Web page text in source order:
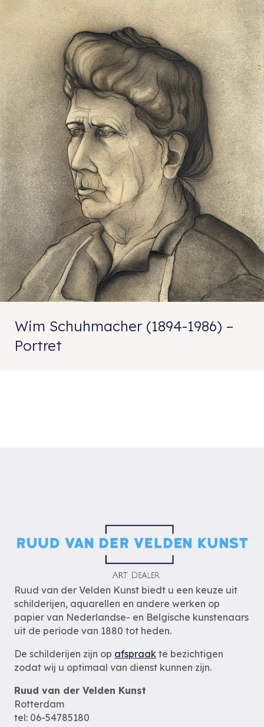
Wim Schuhmacher (1894-1986) –
Portret
Ruud van der Velden Kunst biedt u een keuze uit
schilderijen, aquarellen en andere werken op
papier van Nederlandse- en Belgische kunstenaars
uit de periode van 1880 tot heden.
De schilderijen zijn op afspraak te bezichtigen
zodat wij u optimaal van dienst kunnen zijn.
Ruud van der Velden Kunst
Rotterdam
tel: 06-54785180